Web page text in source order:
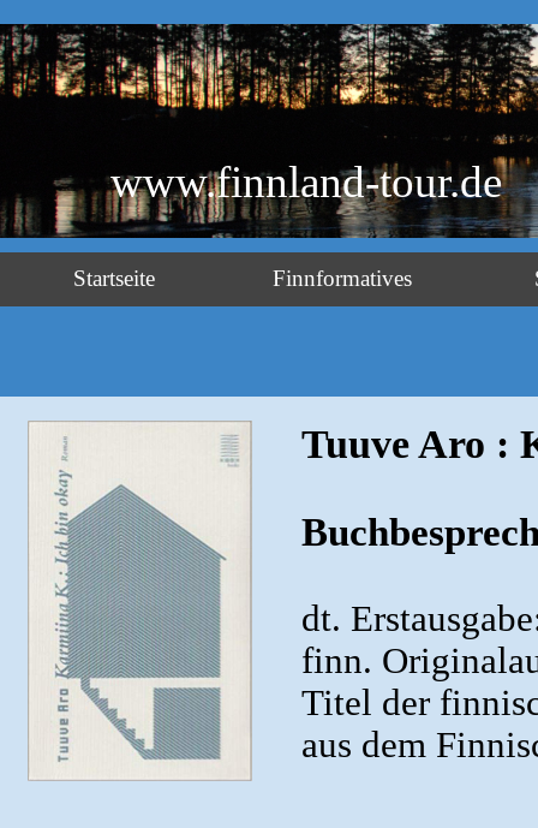
Startseite Finnformatives
www.finnland-tour.de
Tuuve Aro :
dt.
finn.
Titel der
aus dem